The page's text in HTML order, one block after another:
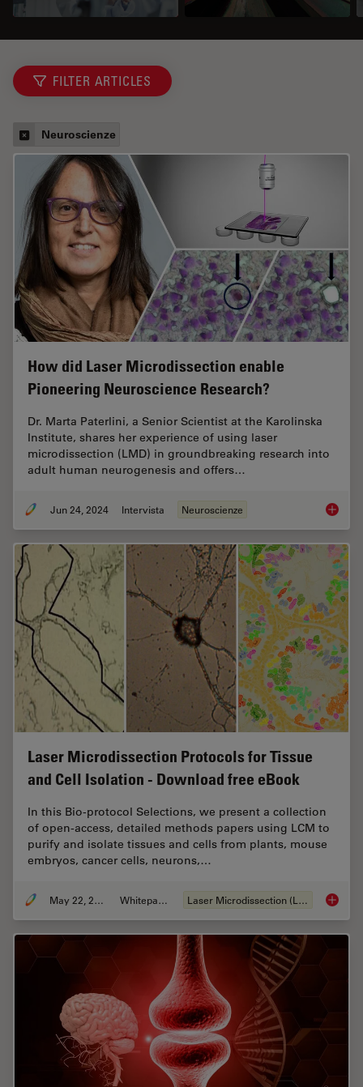
FILTER ARTICLES
Neuroscienze
How did Laser Microdissection enable
Pioneering Neuroscience Research?
Dr. Marta Paterlini, a Senior Scientist at the Karolinska
Institute, shares her experience of using laser
microdissection (LMD) in groundbreaking research into
adult human neurogenesis and offers…
Jun 24, 2024 Intervista Neuroscienze How
Laser Microdissection Protocols for Tissue
and Cell Isolation - Download free eBook
In this Bio-protocol Selections, we present a collection
of open-access, detailed methods papers using LCM to
purify and isolate tissues and cells from plants, mouse
embryos, cancer cells, neurons,…
May 22, 2024 Whitepaper Laser Microdissection (LMD) Laser